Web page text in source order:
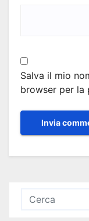
Salva il mio
browser per la